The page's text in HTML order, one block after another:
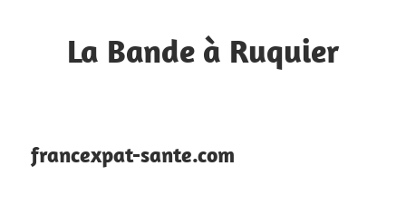
contentLa Bande à Ruquier
francexpat-sante.com